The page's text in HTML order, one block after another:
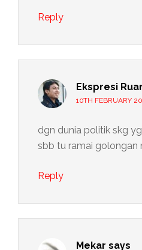
Reply
Ekspresi
10TH FEBRUARY
dgn dunia politik skg
sbb tu ramai golongan
Reply
Mekar says